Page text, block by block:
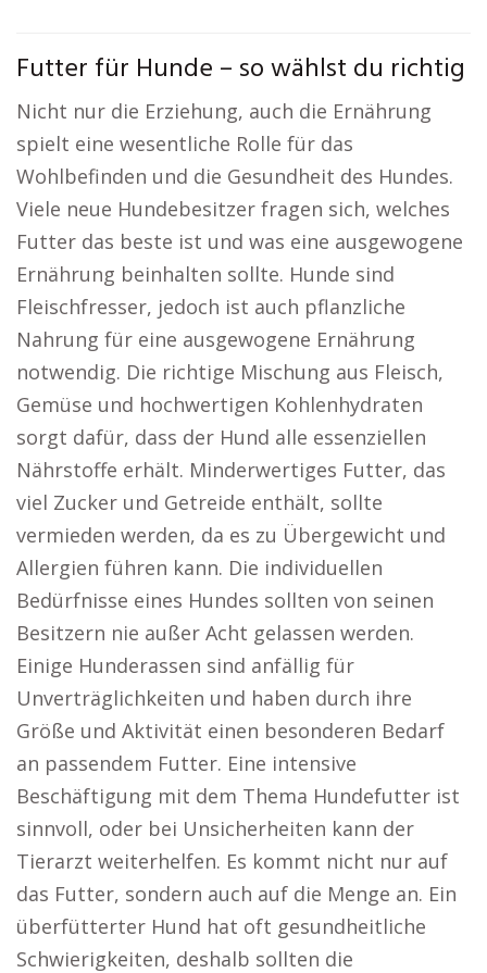
Futter für Hunde – so wählst du richtig
Nicht nur die Erziehung, auch die Ernährung
spielt eine wesentliche Rolle für das
Wohlbefinden und die Gesundheit des Hundes.
Viele neue Hundebesitzer fragen sich, welches
Futter das beste ist und was eine ausgewogene
Ernährung beinhalten sollte. Hunde sind
Fleischfresser, jedoch ist auch pflanzliche
Nahrung für eine ausgewogene Ernährung
notwendig. Die richtige Mischung aus Fleisch,
Gemüse und hochwertigen Kohlenhydraten
sorgt dafür, dass der Hund alle essenziellen
Nährstoffe erhält. Minderwertiges Futter, das
viel Zucker und Getreide enthält, sollte
vermieden werden, da es zu Übergewicht und
Allergien führen kann. Die individuellen
Bedürfnisse eines Hundes sollten von seinen
Besitzern nie außer Acht gelassen werden.
Einige Hunderassen sind anfällig für
Unverträglichkeiten und haben durch ihre
Größe und Aktivität einen besonderen Bedarf
an passendem Futter. Eine intensive
Beschäftigung mit dem Thema Hundefutter ist
sinnvoll, oder bei Unsicherheiten kann der
Tierarzt weiterhelfen. Es kommt nicht nur auf
das Futter, sondern auch auf die Menge an. Ein
überfütterter Hund hat oft gesundheitliche
Schwierigkeiten, deshalb sollten die